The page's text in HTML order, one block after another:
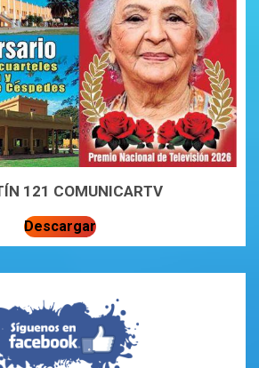
121 COMUNICARTV
Descargar